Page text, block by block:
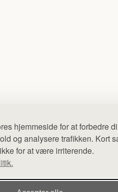
hjemmeside for at forbedre
og analysere trafikken. Kort
for at være irriterende.